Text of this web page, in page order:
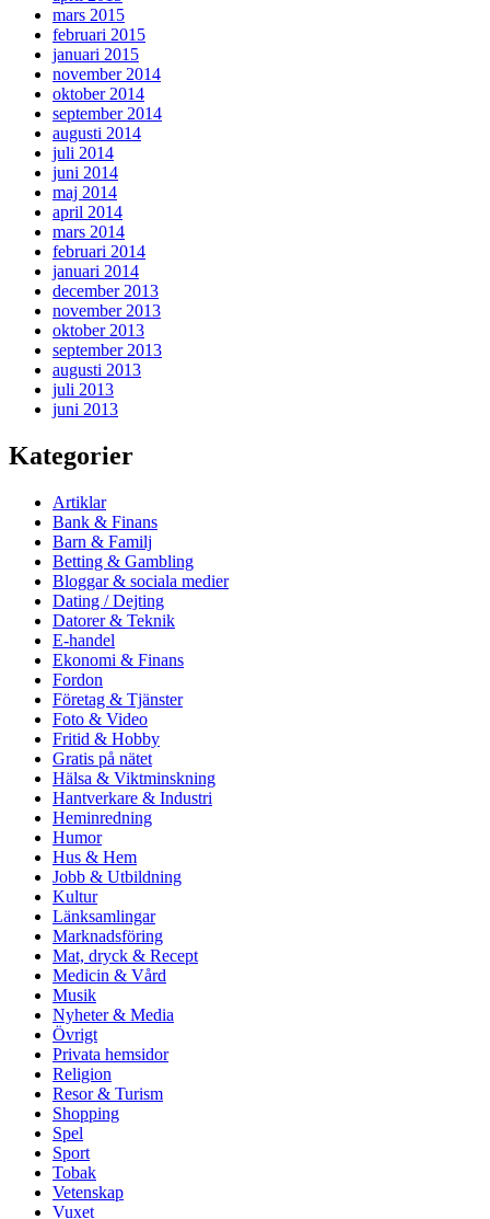
mars 2015
februari 2015
januari 2015
november 2014
oktober 2014
september 2014
augusti 2014
juli 2014
juni 2014
maj 2014
april 2014
mars 2014
februari 2014
januari 2014
december 2013
november 2013
oktober 2013
september 2013
augusti 2013
juli 2013
juni 2013
Kategorier
Artiklar
Bank & Finans
Barn & Familj
Betting & Gambling
Bloggar & sociala medier
Dating / Dejting
Datorer & Teknik
E-handel
Ekonomi & Finans
Fordon
Företag & Tjänster
Foto & Video
Fritid & Hobby
Gratis på nätet
Hälsa & Viktminskning
Hantverkare & Industri
Heminredning
Humor
Hus & Hem
Jobb & Utbildning
Kultur
Länksamlingar
Marknadsföring
Mat, dryck & Recept
Medicin & Vård
Musik
Nyheter & Media
Övrigt
Privata hemsidor
Religion
Resor & Turism
Shopping
Spel
Sport
Tobak
Vetenskap
Vuxet